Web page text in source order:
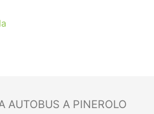
AUTOBUS A PINEROLO